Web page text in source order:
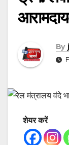
By
शेयर करें